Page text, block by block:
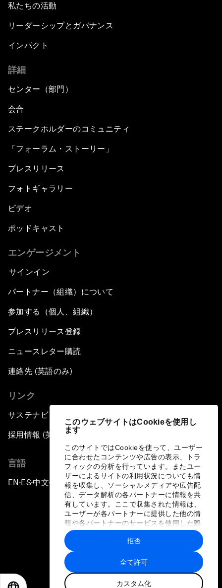
このウェブサイトはCookieを使用し
ます
このサイトではCookieを使って、ユーザー
に合わせたコンテンツや広告の表示、トラ
フィックの分析を行っています。またユー
ザーによるサイトの利用状況についても情
報を収集し、ソーシャルメディアや広告配
信、データ解析の各パートナーに情報を共
有しています。ここで収集された情報は、
ユーザーが各パートナーに提供した他の情
報や各パートナーのサービスを使用した際
に収集された情報と組み合わされ、各パー
トナーによって使用されることがありま
す。
全て許可
カスタム化
拒否
私たちの活動
リーダーシップとガバナンス
インパクト
詳細
センター（部門）
会合
ステークホルダーのコミュニティ
「フォーラム・ストーリー」
プレスリリース
フォトギャラリー
ビデオ
ポッドキャスト
エンゲージメント
サインイン
パートナー（組織）について
参加する（個人、組織）
プレスリリース登録
ニュースレター購読
連絡先 (英語のみ)
リンク
サステナビリティへの取り組み
採用情報 (英語のみ)
言語
EN ▪ ES▪中文▪ 日本語
プライバシーポリシーと利用規約
サイトマップ